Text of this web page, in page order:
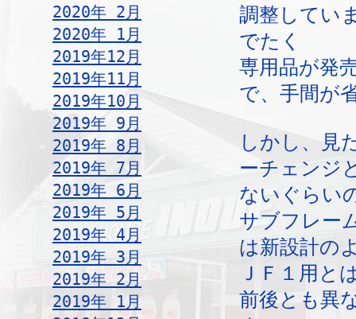
2020年 2月
2020年 1月
2019年12月
2019年11月
2019年10月
2019年 9月
2019年 8月
2019年 7月
2019年 6月
2019年 5月
2019年 4月
2019年 3月
2019年 2月
2019年 1月
調整してい
でたく
専用品が発
で、手間が
しかし、見
ーチェンジ
ないぐらい
サブフレー
は新設計の
ＪＦ１用と
前後とも異